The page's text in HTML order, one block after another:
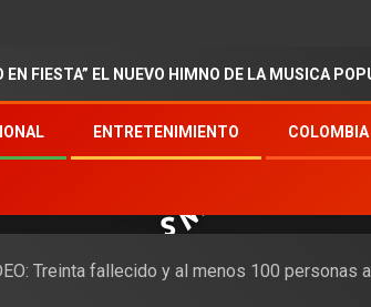
EL NUEVO HIMNO DE LA MUSICA POPULAR
ENTRETENIMIENTO COLOMBIA
Treinta fallecido y al menos 100 personas